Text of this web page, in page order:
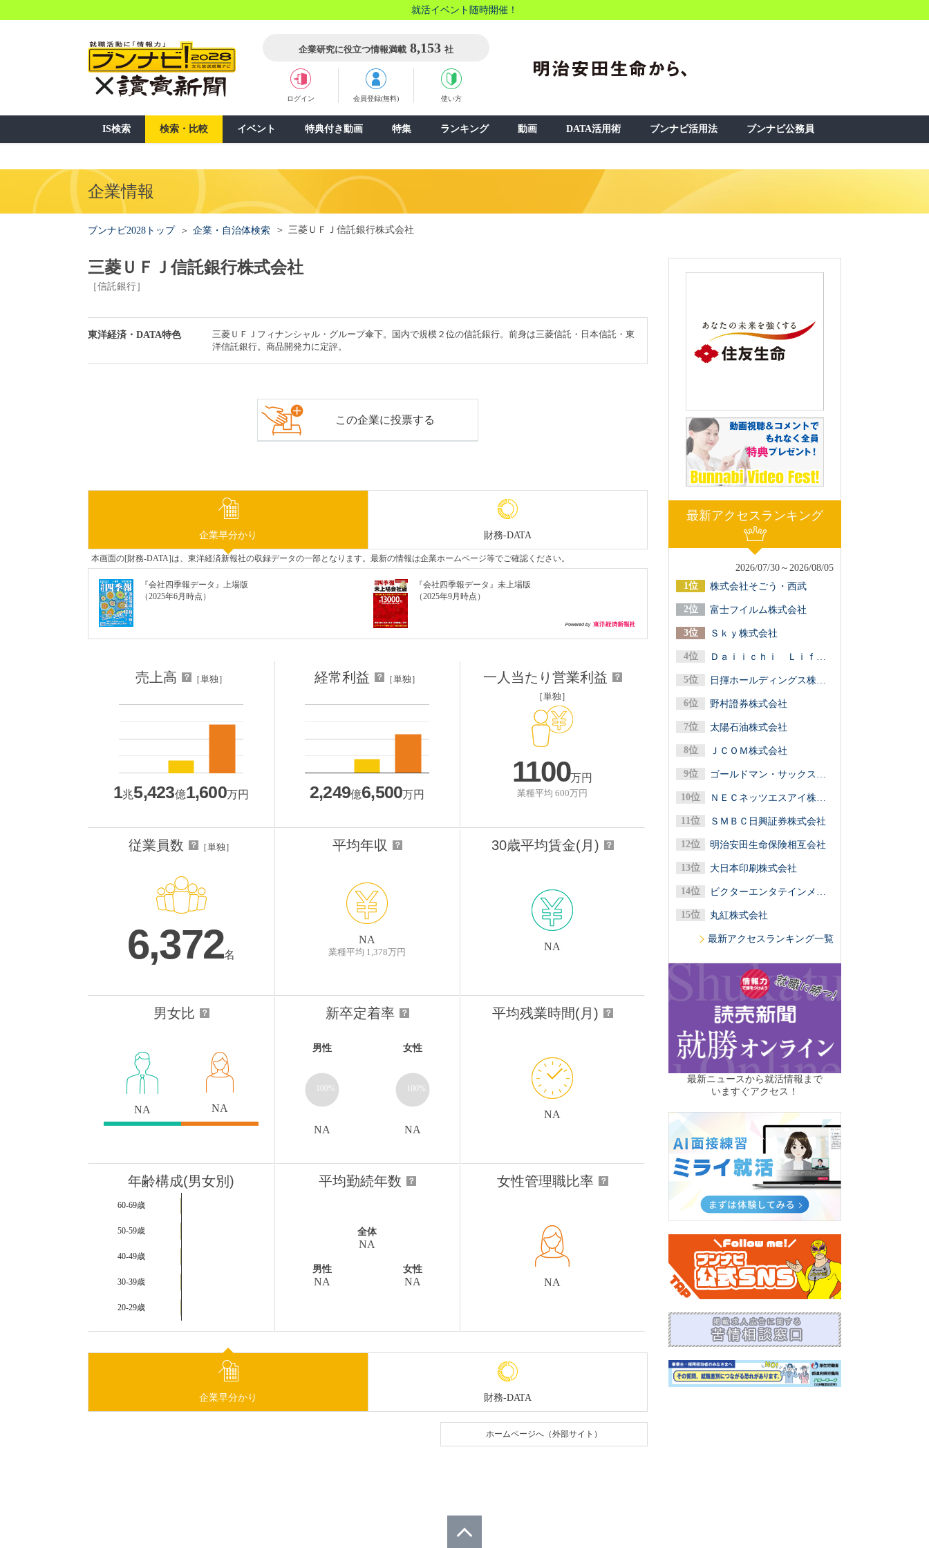
就活イベント随時開催！
企業研究に役立つ情報満載 8,153 社
ログイン 会員登録(無料) 使い方
IS検索 検索・比較 イベント 特典付き動画 特集 ランキング 動画 DATA活用術 ブンナビ活用法 ブンナビ公務員
企業情報
ブンナビ2028トップ 企業・自治体検索 三菱ＵＦＪ信託銀行株式会社
三菱ＵＦＪ信託銀行株式会社
［信託銀行］
東洋経済・DATA特色
三菱ＵＦＪフィナンシャル・グループ傘下。国内で規模２位の信託銀行。前身は三菱信託・日本信託・東
洋信託銀行。商品開発力に定評。
この企業に投票する
企業早分かり 財務-DATA
本画面の[財務-DATA]は、東洋経済新報社の収録データの一部となります。最新の情報は企業ホームページ等でご確認ください。
『会社四季報データ』上場版
（2025年6月時点）
『会社四季報データ』未上場版
（2025年9月時点）
売上高 ？ ［単独］
1兆5,423億1,600万円
経常利益 ？ ［単独］
2,249億6,500万円
一人当たり営業利益 ？
［単独］
1100万円
業種平均 600万円
従業員数 ？ ［単独］
6,372名
平均年収 ？
NA
業種平均 1,378万円
30歳平均賃金(月) ？
NA
男女比 ？
NA NA
新卒定着率 ？
男性
100%
NA
女性
100%
NA
平均残業時間(月) ？
NA
年齢構成(男女別)
60-69歳
50-59歳
40-49歳
30-39歳
20-29歳
平均勤続年数 ？
全体
NA
男性
NA
女性
NA
女性管理職比率 ？
NA
企業早分かり 財務-DATA
ホームページへ（外部サイト）
最新アクセスランキング
2026/07/30～2026/08/05
株式会社そごう・西武
富士フイルム株式会社
Ｓｋｙ株式会社
Ｄａｉｉｃｈｉ Ｌｉｆｅグループ（第一ライフグループ／第一生命保険）
日揮ホールディングス株式会社
野村證券株式会社
太陽石油株式会社
ＪＣＯＭ株式会社
ゴールドマン・サックス証券株式会社
ＮＥＣネッツエスアイ株式会社
ＳＭＢＣ日興証券株式会社
明治安田生命保険相互会社
大日本印刷株式会社
ビクターエンタテインメント株式会社
丸紅株式会社
最新アクセスランキング一覧
最新ニュースから就活情報まで
いますぐアクセス！